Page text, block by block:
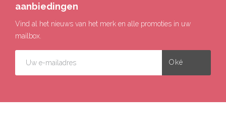
aanbiedingen
Vind al het nieuws van het merk en alle promoties in uw
mailbox.